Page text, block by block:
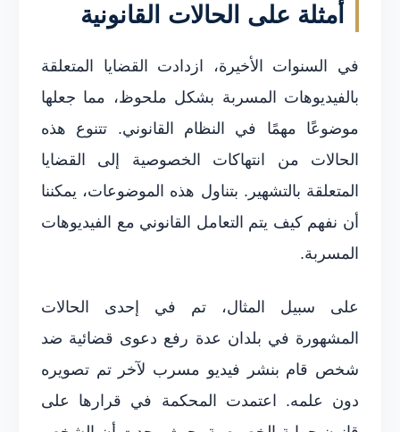
أمثلة على الحالات القانونية
في السنوات الأخيرة، ازدادت القضايا المتعلقة
بالفيديوهات المسربة بشكل ملحوظ، مما جعلها
موضوعًا مهمًا في النظام القانوني. تتنوع هذه
الحالات من انتهاكات الخصوصية إلى القضايا
المتعلقة بالتشهير. بتناول هذه الموضوعات، يمكننا
أن نفهم كيف يتم التعامل القانوني مع الفيديوهات
المسربة.
على سبيل المثال، تم في إحدى الحالات
المشهورة في بلدان عدة رفع دعوى قضائية ضد
شخص قام بنشر فيديو مسرب لآخر تم تصويره
دون علمه. اعتمدت المحكمة في قرارها على